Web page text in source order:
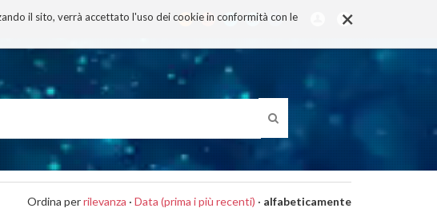
×
il sito, verrà accettato l'uso dei cookie in conformità con le
Ordina perrilevanza · Data (prima i più recenti) · alfabeticamente